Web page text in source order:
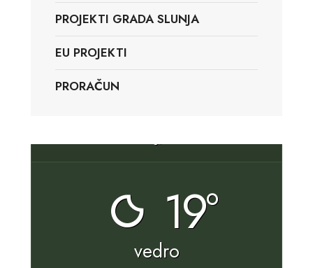
PROJEKTI GRADA SLUNJA
EU PROJEKTI
PRORAČUN
19°
vedro